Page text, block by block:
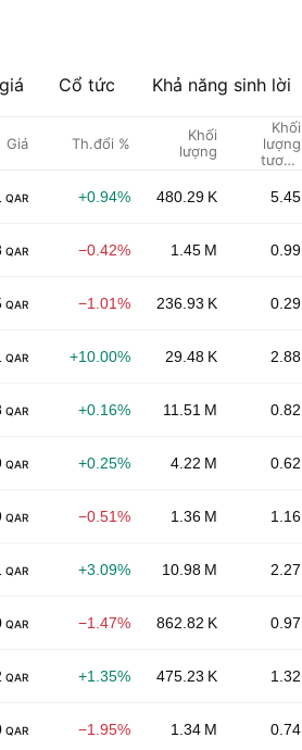
Cổ tức Khả năng sinh lời
Giá Th.đổi %
Khối
lượng
Khối
lượng
tương
QAR +0.94% 480.29 K 5.45
QAR −0.42% 1.45 M 0.99
QAR −1.01% 236.93 K 0.29
QAR +10.00% 29.48 K 2.88
QAR +0.16% 11.51 M 0.82
QAR +0.25% 4.22 M 0.62
QAR −0.51% 1.36 M 1.16
QAR +3.09% 10.98 M 2.27
QAR −1.47% 862.82 K 0.97
QAR +1.35% 475.23 K 1.32
QAR −1.95% 1.34 M 0.74